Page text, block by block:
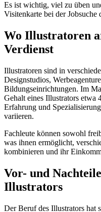
Es ist wichtig, viel zu üben
Visitenkarte bei der Jobsuche
Wo Illustratoren
Verdienst
Illustratoren sind in
Designstudios,
Bildungseinrichtungen. Im
Gehalt eines Illustrators etwa
Erfahrung und
variieren.
Fachleute können sowohl
was ihnen ermöglicht,
kombinieren und ihr
Vor- und
Illustrators
Der Beruf des Illustrators hat